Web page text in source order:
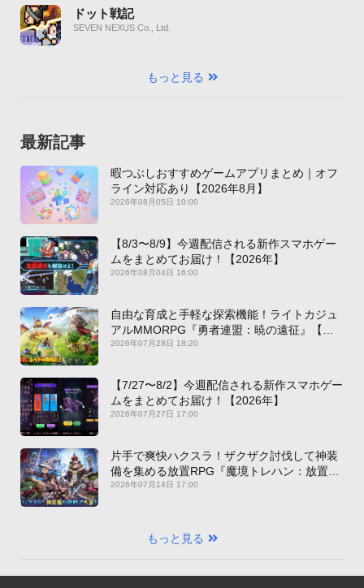
ドット戦記
SEVEN NEXUS Co., Ltd.
もっと見る
最新記事
暇つぶしおすすめゲームアプリまとめ｜オフ
ライン対応あり【2026年8月】
2026年08月05日 10:00
【8/3〜8/9】今週配信される新作スマホゲー
ムをまとめてお届け！【2026年】
2026年08月04日 16:00
自由な育成と手軽な探索機能！ライトカジュ
アルMMORPG『勇者連盟：暁の遠征』【最
新作PICKUP】
2026年07月28日 18:20
【7/27〜8/2】今週配信される新作スマホゲー
ムをまとめてお届け！【2026年】
2026年07月27日 17:00
片手で爽快ハクスラ！ザクザク討伐して神装
備を集める放置RPG『魔境トレハン：放置で
神装備』【最新作PICKUP】
2026年07月14日 17:00
もっと見る